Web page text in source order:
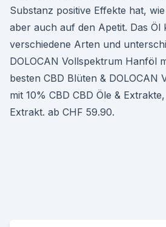
Substanz positive Effekte hat,
aber auch auf den Apetit. Das Öl
verschiedene Arten und
DOLOCAN Vollspektrum Hanföl
besten CBD Blüten & DOLOCAN
mit 10% CBD CBD Öle &
Extrakt. ab CHF 59.90.